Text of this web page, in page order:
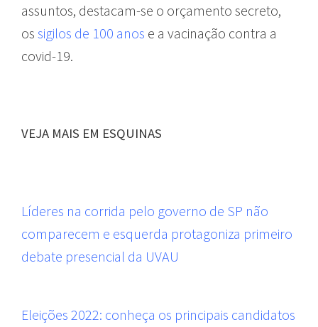
assuntos, destacam-se o orçamento secreto,
os sigilos de 100 anos e a vacinação contra a
covid-19.
VEJA MAIS EM ESQUINAS
Líderes na corrida pelo governo de SP não
comparecem e esquerda protagoniza primeiro
debate presencial da UVAU
Eleições 2022: conheça os principais candidatos